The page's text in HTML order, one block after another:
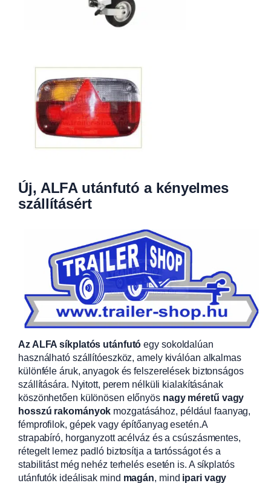
Új, ALFA utánfutó a kényelmes
szállításért
Az ALFA síkplatós utánfutó egy sokoldalúan
használható szállítóeszköz, amely kiválóan alkalmas
különféle áruk, anyagok és felszerelések biztonságos
szállítására. Nyitott, perem nélküli kialakításának
köszönhetően különösen előnyös nagy méretű vagy
hosszú rakományok mozgatásához, például faanyag,
fémprofilok, gépek vagy építőanyag esetén.A
strapabíró, horganyzott acélváz és a csúszásmentes,
rétegelt lemez padló biztosítja a tartósságot és a
stabilitást még nehéz terhelés esetén is. A síkplatós
utánfutók ideálisak mind magán, mind ipari vagy